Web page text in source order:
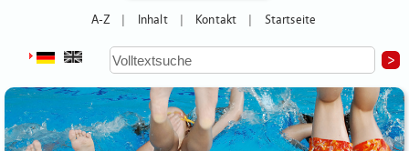
A-Z Inhalt Kontakt Startseite